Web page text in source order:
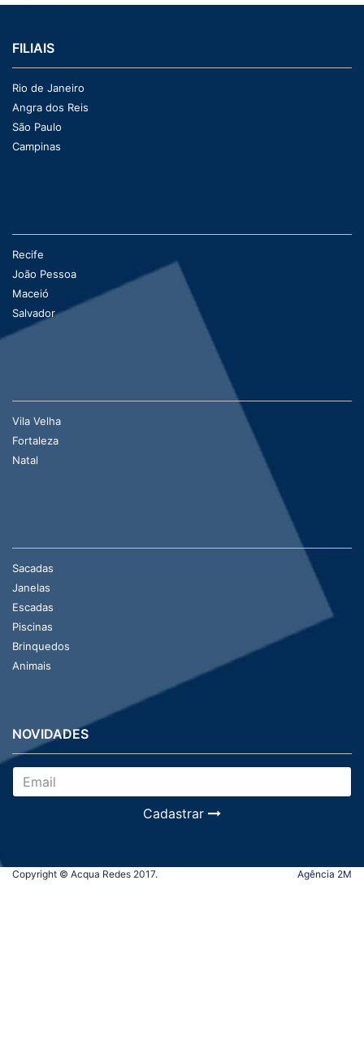
FILIAIS
Rio de Janeiro
Angra dos Reis
São Paulo
Campinas
Recife
João Pessoa
Maceió
Salvador
Vila Velha
Fortaleza
Natal
Sacadas
Janelas
Escadas
Piscinas
Brinquedos
Animais
NOVIDADES
Cadastrar
Copyright © Acqua Redes 2017. Agência 2M